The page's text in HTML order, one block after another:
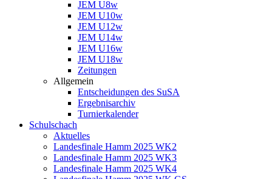
JEM U8w
JEM U10w
JEM U12w
JEM U14w
JEM U16w
JEM U18w
Zeitungen
Allgemein
Entscheidungen des SuSA
Ergebnisarchiv
Turnierkalender
Schulschach
Aktuelles
Landesfinale Hamm 2025 WK2
Landesfinale Hamm 2025 WK3
Landesfinale Hamm 2025 WK4